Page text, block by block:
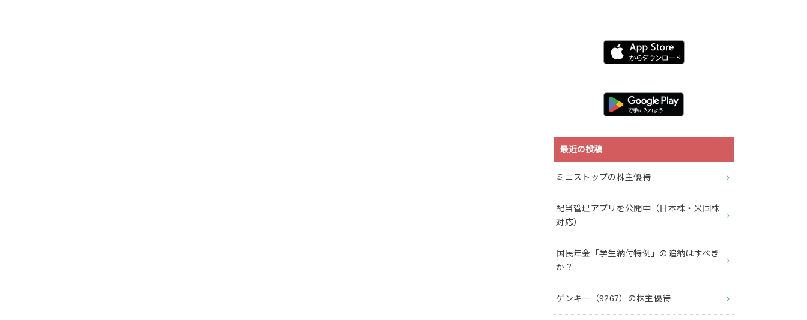
最近の投稿
ミニストップの株主優待
配当管理アプリを公開中（日本株・米国株
対応）
国民年金「学生納付特例」の追納はすべき
か？
ゲンキー（9267）の株主優待